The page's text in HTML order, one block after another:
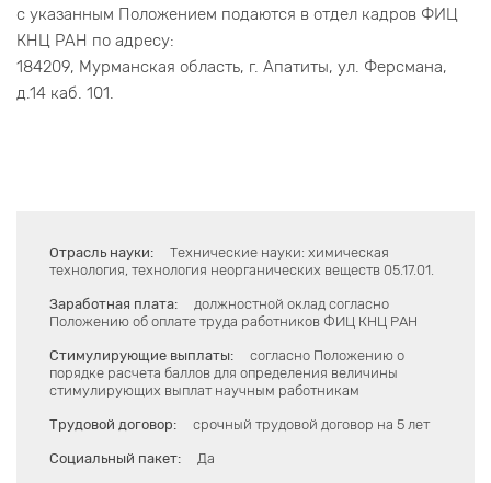
с указанным Положением подаются в отдел кадров ФИЦ
КНЦ РАН по адресу:
184209, Мурманская область, г. Апатиты, ул. Ферсмана,
д.14 каб. 101.
Отрасль науки:
Технические науки: химическая
технология, технология неорганических веществ 05.17.01.
Заработная плата:
должностной оклад согласно
Положению об оплате труда работников ФИЦ КНЦ РАН
Стимулирующие выплаты:
согласно Положению о
порядке расчета баллов для определения величины
стимулирующих выплат научным работникам
Трудовой договор: срочный трудовой договор на 5 лет
Социальный пакет: Да